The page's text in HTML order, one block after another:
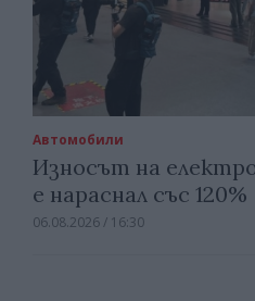
Автомобили
Износът на
е нараснал със 120%
06.08.2026 / 16:30